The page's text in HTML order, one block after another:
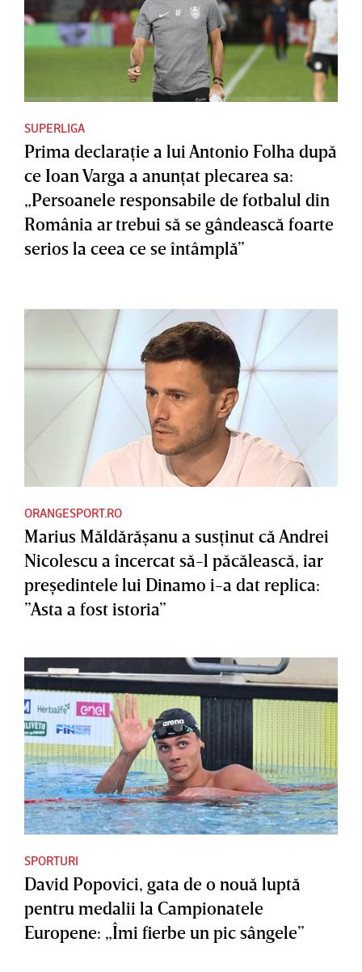
SUPERLIGA
Prima declaraţie a lui Antonio Folha după
ce Ioan Varga a anunţat plecarea sa:
„Persoanele responsabile de fotbalul din
România ar trebui să se gândească foarte
serios la ceea ce se întâmplă”
ORANGESPORT.RO
Marius Măldărăşanu a susţinut că Andrei
Nicolescu a încercat să-l păcălească, iar
preşedintele lui Dinamo i-a dat replica:
”Asta a fost istoria”
SPORTURI
David Popovici, gata de o nouă luptă
pentru medalii la Campionatele
Europene: „Îmi fierbe un pic sângele”